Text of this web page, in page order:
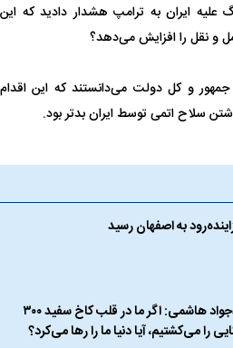
ایران به ترامپ هشدار دادید که این
و نقل را افزایش می‌دهد؟
و کل دولت می‌دانستند که این اقدام
سلاح اتمی توسط ایران بدتر بود.
به اصفهان رسید
ببینید| سیدجواد هاشمی: اگر ما در قلب کاخ سفید ۳۰۰
را می‌کشتیم، آیا دنیا ما را رها می‌کرد؟